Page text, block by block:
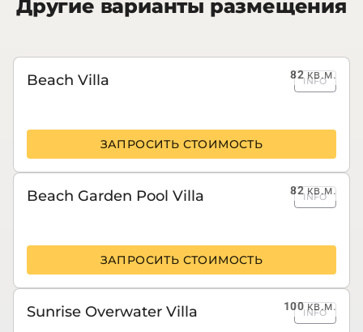
Другие варианты размещения
82кв.м.
Beach Villa INFO
ЗАПРОСИТЬ СТОИМОСТЬ
82кв.м.
Beach Garden Pool Villa INFO
ЗАПРОСИТЬ СТОИМОСТЬ
100кв.м.
Sunrise Overwater Villa INFO